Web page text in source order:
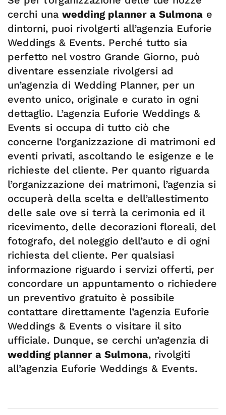
cerchi una wedding planner a Sulmona e
dintorni, puoi rivolgerti all’agenzia Euforie
Weddings & Events. Perché tutto sia
perfetto nel vostro Grande Giorno, può
diventare essenziale rivolgersi ad
un’agenzia di Wedding Planner, per un
evento unico, originale e curato in ogni
dettaglio. L’agenzia Euforie Weddings &
Events si occupa di tutto ciò che
concerne l’organizzazione di matrimoni ed
eventi privati, ascoltando le esigenze e le
richieste del cliente. Per quanto riguarda
l’organizzazione dei matrimoni, l’agenzia si
occuperà della scelta e dell’allestimento
delle sale ove si terrà la cerimonia ed il
ricevimento, delle decorazioni floreali, del
fotografo, del noleggio dell’auto e di ogni
richiesta del cliente. Per qualsiasi
informazione riguardo i servizi offerti, per
concordare un appuntamento o richiedere
un preventivo gratuito è possibile
contattare direttamente l’agenzia Euforie
Weddings & Events o visitare il sito
ufficiale. Dunque, se cerchi un’agenzia di
wedding planner a Sulmona, rivolgiti
all’agenzia Euforie Weddings & Events.